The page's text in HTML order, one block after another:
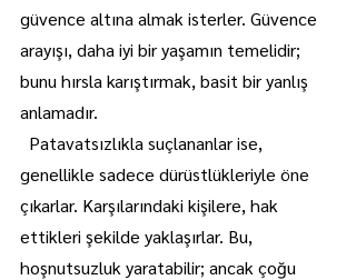
güvence altına almak isterler. Güvence
arayışı, daha iyi bir yaşamın temelidir;
bunu hırsla karıştırmak, basit bir yanlış
anlamadır.
Patavatsızlıkla suçlananlar ise,
genellikle sadece dürüstlükleriyle öne
çıkarlar. Karşılarındaki kişilere, hak
ettikleri şekilde yaklaşırlar. Bu,
hoşnutsuzluk yaratabilir; ancak çoğu